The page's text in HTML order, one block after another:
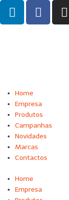
Home
Empresa
Produtos
Campanhas
Novidades
Marcas
Contactos
Home
Empresa